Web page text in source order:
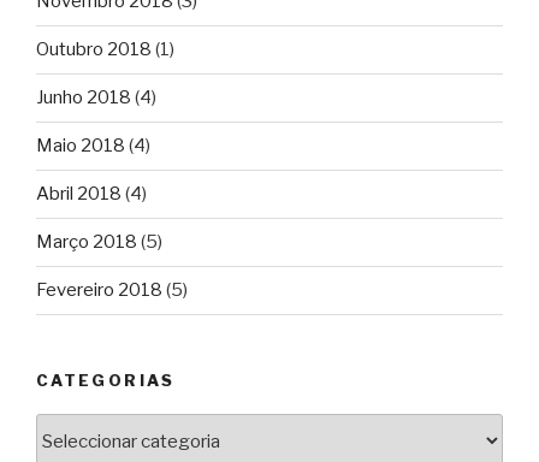
Outubro 2018 (1)
Junho 2018 (4)
Maio 2018 (4)
Abril 2018 (4)
Março 2018 (5)
Fevereiro 2018 (5)
CATEGORIAS